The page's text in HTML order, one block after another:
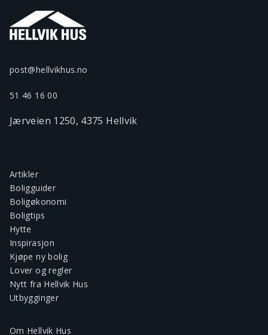
post@hellvikhus.no
51 46 16 00
Jærveien 1250, 4375 Hellvik
Artikler
Boligguider
Boligøkonomi
Boligtips
Hytte
Inspirasjon
Kjøpe ny bolig
Lover og regler
Nytt fra Hellvik Hus
Utbygginger
Om Hellvik Hus